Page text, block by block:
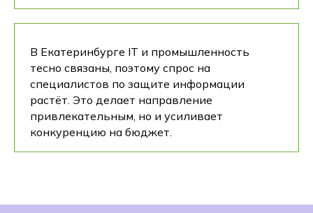
В Екатеринбурге IT и промышленность
тесно связаны, поэтому спрос на
специалистов по защите информации
растёт. Это делает направление
привлекательным, но и усиливает
конкуренцию на бюджет.